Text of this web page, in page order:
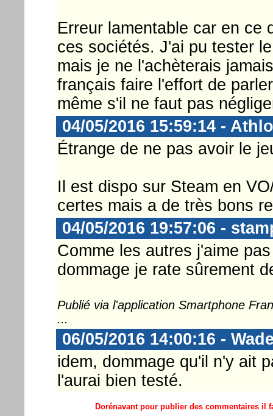
Erreur lamentable car en ce
ces sociétés. J'ai pu tester
mais je ne l'achèterais
français faire l'effort de
même s'il ne faut pas
04/05/2016 15:59:14 -
Étrange de ne pas avoir le
Il est dispo sur Steam en
certes mais a de très bons
04/05/2016 19:57:06 -
Comme les autres j'aime
dommage je rate sûrement
Publié via l'application Smartphone
...
06/05/2016 14:00:16 -
idem, dommage qu'il n'y ait
l'aurai bien testé.
Dorénavant pour publier des commentaires il